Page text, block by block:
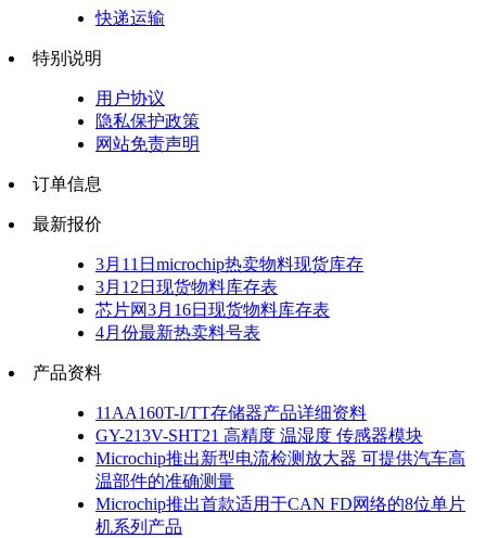
快递运输
特别说明
用户协议
隐私保护政策
网站免责声明
订单信息
最新报价
3月11日microchip热卖物料现货库存
3月12日现货物料库存表
芯片网3月16日现货物料库存表
4月份最新热卖料号表
产品资料
11AA160T-I/TT存储器产品详细资料
GY-213V-SHT21 高精度 温湿度 传感器模块
Microchip推出新型电流检测放大器 可提供汽车高
温部件的准确测量
Microchip推出首款适用于CAN FD网络的8位单片
机系列产品